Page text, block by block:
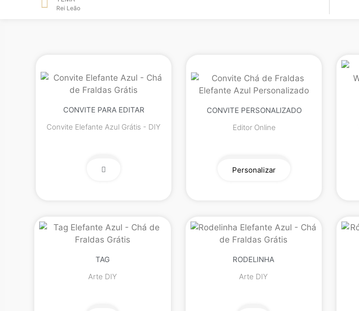
Rei Leão
CONVITE PARA EDITAR
Convite Elefante Azul Grátis - DIY
CONVITE PERSONALIZADO
Editor Online
Personalizar
TAG
Arte DIY
RODELINHA
Arte DIY